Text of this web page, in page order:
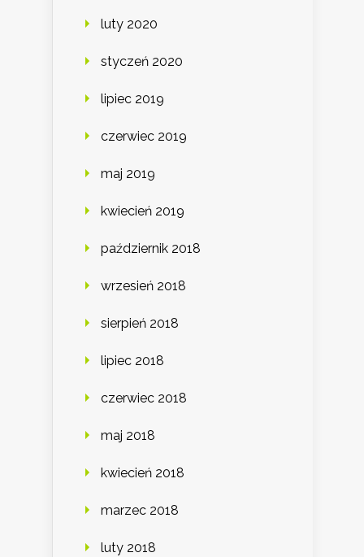
luty 2020
styczeń 2020
lipiec 2019
czerwiec 2019
maj 2019
kwiecień 2019
październik 2018
wrzesień 2018
sierpień 2018
lipiec 2018
czerwiec 2018
maj 2018
kwiecień 2018
marzec 2018
luty 2018